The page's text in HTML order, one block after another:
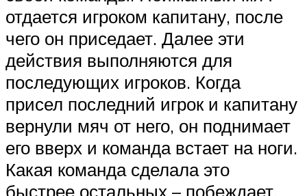
отдается игроком капитану, после
чего он приседает. Далее эти
действия выполняются для
последующих игроков. Когда
присел последний игрок и капитану
вернули мяч от него, он поднимает
его вверх и команда встает на ноги.
Какая команда сделала это
быстрее остальных – побеждает.